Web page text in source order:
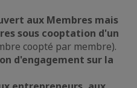
aux Membres mais
sous cooptation d'un
coopté par membre).
d'engagement sur la